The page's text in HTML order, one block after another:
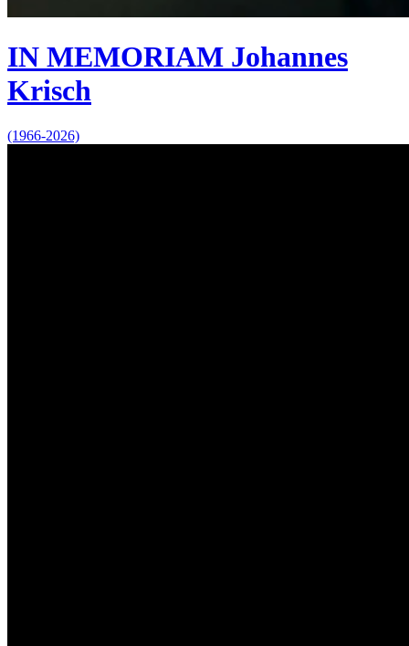
IN MEMORIAM Johannes
Krisch
(1966-2026)